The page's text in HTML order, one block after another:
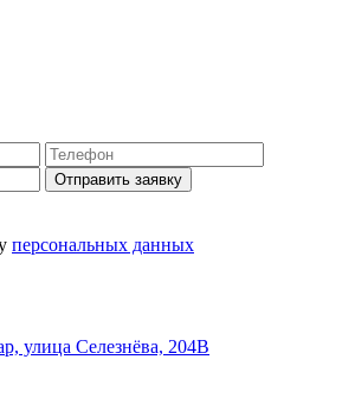
Отправить заявку
персональных данных
улица Селезнёва, 204В